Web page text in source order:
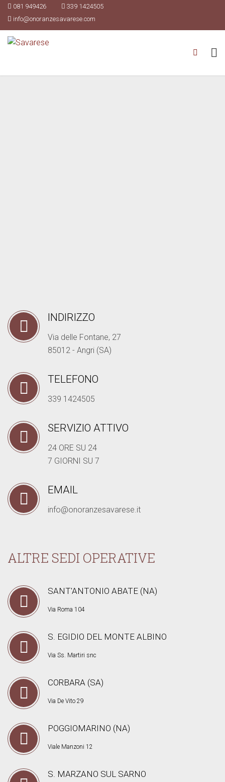
081 949426
339 1424505
info@onoranzesavarese.com
INDIRIZZO
Via delle Fontane, 27
85012 - Angri (SA)
TELEFONO
339 1424505
SERVIZIO ATTIVO
24 ORE SU 24
7 GIORNI SU 7
EMAIL
info@onoranzesavarese.it
ALTRE SEDI OPERATIVE
SANT'ANTONIO ABATE (NA)
Via Roma 104
S. EGIDIO DEL MONTE ALBINO
Via Ss. Martiri snc
CORBARA (SA)
Via De Vito 29
POGGIOMARINO (NA)
Viale Manzoni 12
S. MARZANO SUL SARNO